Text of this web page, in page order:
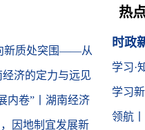
质处突围——从
量发展底气
济的定力与远见
内卷”丨湖南经济
因地制宜发展新
热
时政
外交
学习·
学习
领航